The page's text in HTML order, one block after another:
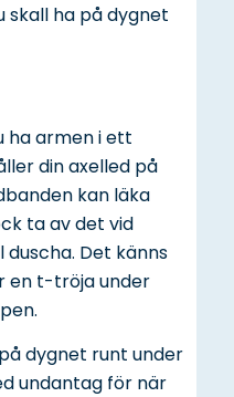
skall ha på dygnet
ha armen i ett
din axelled på
kan läka
ta av det vid
Det känns
en t-tröja under
dygnet runt under
undantag för när